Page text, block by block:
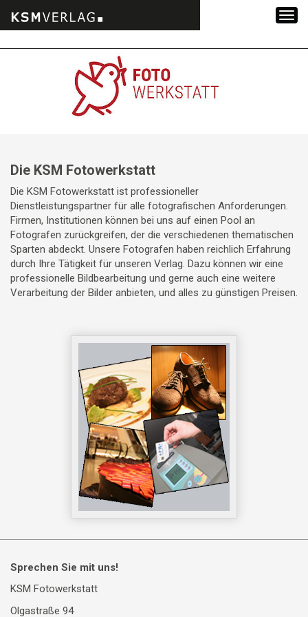
Die KSM Fotowerkstatt
Die KSM Fotowerkstatt ist professioneller
Dienstleistungspartner für alle fotografischen Anforderungen.
Firmen, Institutionen können bei uns auf einen Pool an
Fotografen zurückgreifen, der die verschiedenen thematischen
Sparten abdeckt. Unsere Fotografen haben reichlich Erfahrung
durch Ihre Tätigkeit für unseren Verlag. Dazu können wir eine
professionelle Bildbearbeitung und gerne auch eine weitere
Verarbeitung der Bilder anbieten, und alles zu günstigen Preisen.
Sprechen Sie mit uns!
KSM Fotowerkstatt
Olgastraße 94